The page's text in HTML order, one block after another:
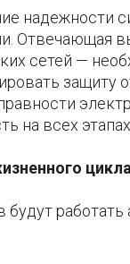
надежности
Отвечающая
сетей —
защиту
на всех
цикла
работать